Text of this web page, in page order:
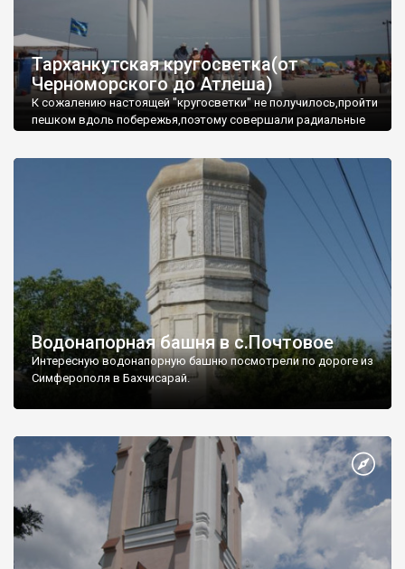
Тарханкутская кругосветка(от
Черноморского до Атлеша)
К сожалению настоящей "кругосветки" не получилось,пройти
пешком вдоль побережья,поэтому совершали радиальные
Водонапорная башня в с.Почтовое
Интересную водонапорную башню посмотрели по дороге из
Симферополя в Бахчисарай.